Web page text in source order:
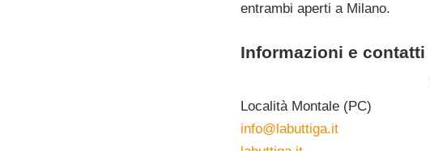
entrambi aperti a Milano.
Informazioni e contatti
Località Montale (PC)
info@labuttiga.it